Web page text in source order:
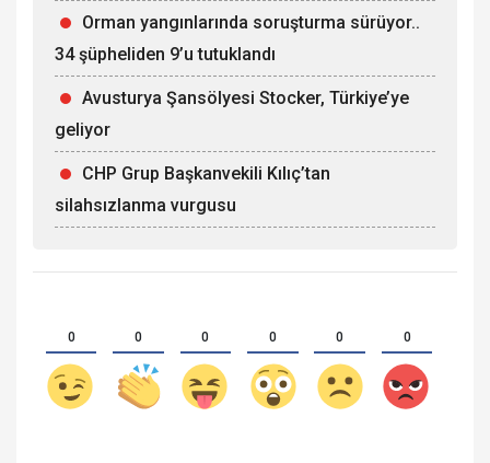
Orman yangınlarında soruşturma sürüyor..
34 şüpheliden 9’u tutuklandı
Avusturya Şansölyesi Stocker, Türkiye’ye
geliyor
CHP Grup Başkanvekili Kılıç’tan
silahsızlanma vurgusu
0 0 0 0 0 0